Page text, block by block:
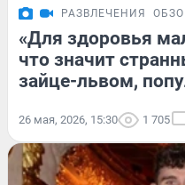
РАЗВЛЕЧЕНИЯ
«Для здоровья
что значит
зайце-львом,
26 мая, 2026, 15:30 1 705